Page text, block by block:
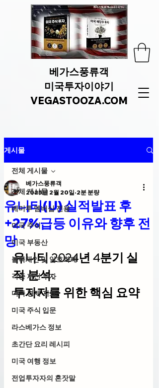
베가스풍류객
미국투자이야기
VEGASTOOZA.COM
게시물
전체 게시물
베미투 멤버십 전용
미국 주식
미국 부동산
블록체인 및 암호화폐
각종 자산 투자
미국 경제 지표
미국 주식 입문
라스베가스 정보
초간단 요리 레시피
미국 여행 정보
전업투자자의 혼잣말
전체 게시물
유니티(U) 실적발표 후
+27%급등 이유와 향후 전
망
베가스풍류객
2025년 2월 20일 2분 분량
유니티 2024년 4분기 실
적 분석:
투자자를 위한 핵심 요약